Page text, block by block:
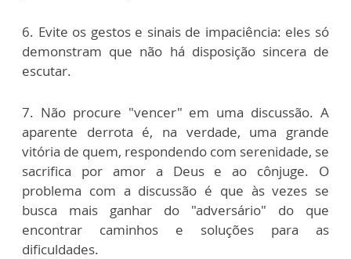
6. Evite os gestos e sinais de impaciência: eles só
demonstram que não há disposição sincera de
escutar.
7. Não procure "vencer" em uma discussão. A
aparente derrota é, na verdade, uma grande
vitória de quem, respondendo com serenidade, se
sacrifica por amor a Deus e ao cônjuge. O
problema com a discussão é que às vezes se
busca mais ganhar do "adversário" do que
encontrar caminhos e soluções para as
dificuldades.